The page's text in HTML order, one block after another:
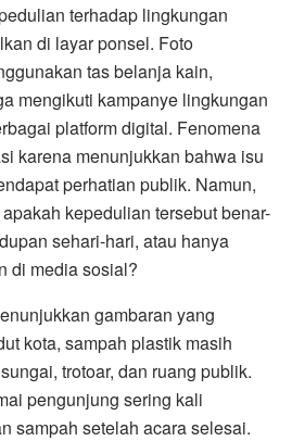
terhadap lingkungan
di layar ponsel. Foto
tas belanja kain,
mengikuti kampanye lingkungan
platform digital. Fenomena
karena menunjukkan bahwa isu
perhatian publik. Namun,
kepedulian tersebut benar-
sehari-hari, atau hanya
di media sosial?
gambaran yang
kota, sampah plastik masih
trotoar, dan ruang publik.
pengunjung sering kali
sampah setelah acara selesai.